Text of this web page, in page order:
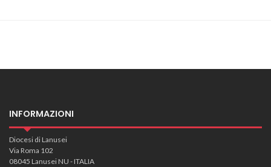
INFORMAZIONI
Diocesi di Lanusei
Via Roma 102
08045 Lanusei NU - ITALIA